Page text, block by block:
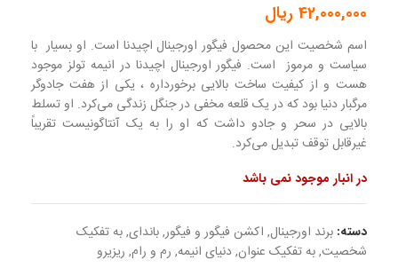
42,000,000 ریال
اسم شخصیت این محصول فیگور اورجینال اچیدنا است. او بسیار با
سیاست و مرموز است. فیگور اورجینال اچیدنا در انیمه تولز موجود
هست و از کیفیت ساخت بالایی برخورداره ، یکی از هفت جادوگر
مرگبار دنیا بود که در یک قلعه مخفی در جنگل زندگی می‌کرد. او تسلط
بالایی در سحر و جادو داشت که او را به یک آنتاگونیست تقریباً
غیرقابل توقف تبدیل می‌کرد.
در انبار موجود نمی باشد
دسته: برند اورجینال, اکشن فیگور و فیگور,باندای,به تفکیک
شخصیت,به تفکیک عنوان,دنیای انیمه, رم و رام, ریزیرو